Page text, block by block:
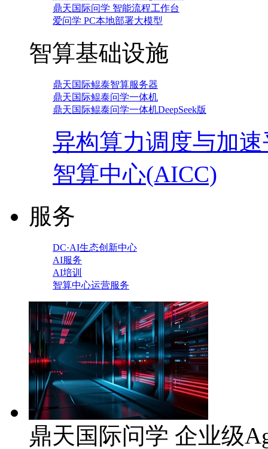
鼎天国际问学 智能流程工作台
爱问学 PC本地部署大模型
智算基础设施
鼎天国际鲲泰智算服务器
鼎天国际鲲泰问学一体机
鼎天国际鲲泰问学一体机DeepSeek版
异构算力调度与加
智算中心(AICC)
服务
DC·AI生态创新中心
AI服务
AI培训
智算中心运营服务
鼎天国际问学 企业级